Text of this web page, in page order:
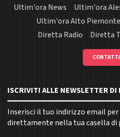
Ultim'ora News
Ultim'ora
Ultim'ora Alto Piemonte
Diretta Radio
Diretta
ISCRIVITI ALLE NEWSLETTER DI
Inserisci il tuo indirizzo email per
direttamente nella tua casella